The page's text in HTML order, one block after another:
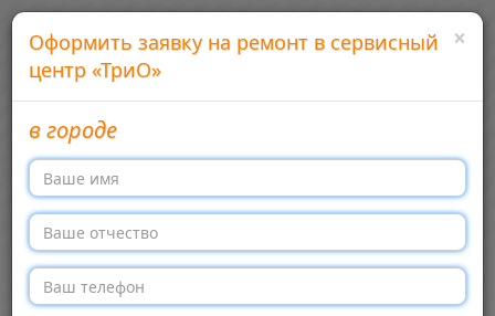
Добавить сервисный центр Войти
Сервисные центры бытовой техники в России
Меню →
×
Оформить заявку на ремонт в сервисный
центр «ТриО»
в городе